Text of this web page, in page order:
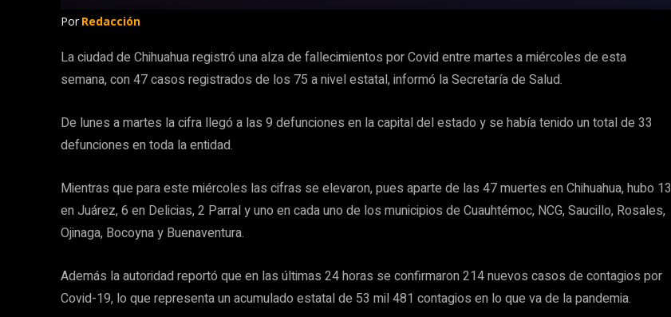
Por Redacción
La ciudad de Chihuahua registró una alza de fallecimientos por Covid entre martes a miércoles de esta
semana, con 47 casos registrados de los 75 a nivel estatal, informó la Secretaría de Salud.
De lunes a martes la cifra llegó a las 9 defunciones en la capital del estado y se había tenido un total de 33
defunciones en toda la entidad.
Mientras que para este miércoles las cifras se elevaron, pues aparte de las 47 muertes en Chihuahua, hubo 13
en Juárez, 6 en Delicias, 2 Parral y uno en cada uno de los municipios de Cuauhtémoc, NCG, Saucillo, Rosales,
Ojinaga, Bocoyna y Buenaventura.
Además la autoridad reportó que en las últimas 24 horas se confirmaron 214 nuevos casos de contagios por
Covid-19, lo que representa un acumulado estatal de 53 mil 481 contagios en lo que va de la pandemia.